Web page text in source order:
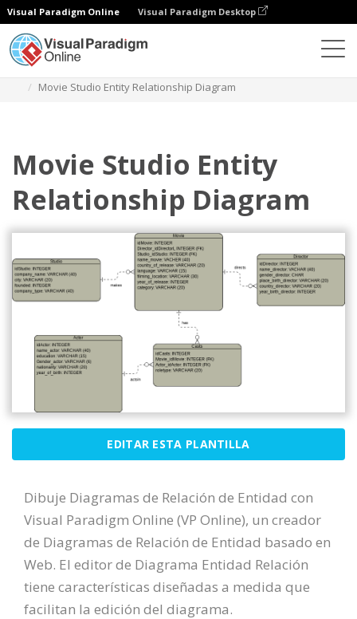
Visual Paradigm Online Visual Paradigm Desktop
Movie Studio Entity Relationship Diagram
Movie Studio Entity
Relationship Diagram
EDITAR ESTA PLANTILLA
Dibuje Diagramas de Relación de Entidad con
Visual Paradigm Online (VP Online), un creador
de Diagramas de Relación de Entidad basado en
Web. El editor de Diagrama Entidad Relación
tiene características diseñadas a medida que
facilitan la edición del diagrama.